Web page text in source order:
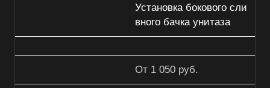
Установка бокового сли
вного бачка унитаза
От 1 050 руб.